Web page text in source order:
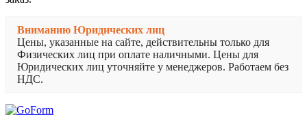
Вниманию Юридических лиц
Цены, указанные на сайте, действительны только для
Физических лиц при оплате наличными. Цены для
Юридических лиц уточняйте у менеджеров. Работаем без
НДС.